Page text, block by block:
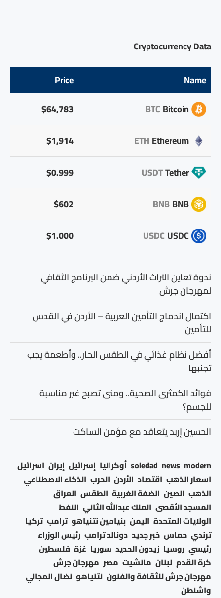
Cryptocurrency Data
Name
Price
Bitcoin
BTC
$64,783
Ethereum
ETH
$1,914
Tether
USDT
$0.999
BNB
BNB
$602
USDC
USDC
$1.000
ندوة تعاين التراث الأردني ضمن البرنامج الثقافي
لمهرجان جرش
اكتمال اندماج التأمين العربية – الأردن في القدس
للتأمين
أفضل نظام غذائي في الطقس الحار.. وأطعمة يجب
تجنبها
فوائد الكمثرى الصحية.. ومتى تصبح غير مناسبة
للجسم؟
الحسين إربد يتعاقد مع مؤمن الساكت
modern
news
soledad أوكرانيا إسرائيل إيران اسرائيل
اسعار الذهب اقتصاد الأردن الحرب الذكاء الاصطناعي
الذهب الصين الضفة الغربية الطقس العراق
المسجد الأقصى الملك عبدالله الثاني النفط
الولايات المتحدة اليمن بنيامين نتنياهو ترامب تركيا
ترندي حماس خبر جديد دونالد ترامب رئيس الوزراء
رئيسي روسيا زيدون الحديد سوريا غزة فلسطين
كرة القدم لبنان مانشيت مصر مهرجان جرش
مهرجان جرش للثقافة والفنون نتنياهو نضال المجالي
واشنطن